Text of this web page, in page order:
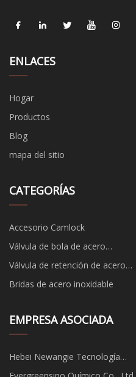
ENLACES
Hogar
Productos
Blog
mapa del sitio
CATEGORÍAS
Accesorio Camlock
Válvula de bola de acero
inoxidable
Válvula de retención de acero
inoxidable
Bridas de acero inoxidable
EMPRESA ASOCIADA
Hebei Newangie Tecnología
Co., Limitado.